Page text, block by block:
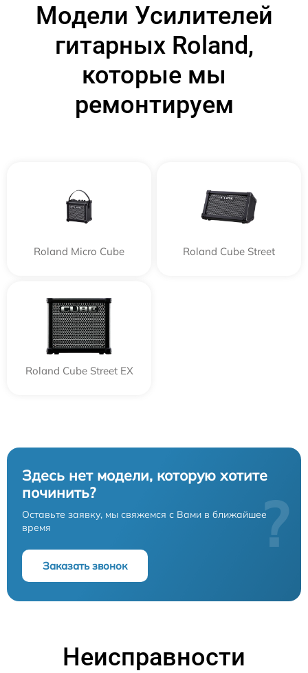
Модели Усилителей
гитарных Roland,
которые мы
ремонтируем
Roland Micro Cube Roland Cube Street
Roland Cube Street EX
Здесь нет модели, которую хотите
починить?
Оставьте заявку, мы свяжемся с Вами в ближайшее
время
Заказать звонок
?
Неисправности